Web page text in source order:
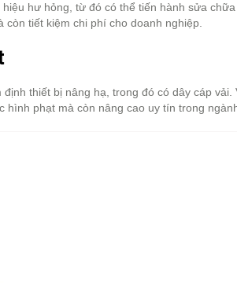
hư hỏng, từ đó có thể tiến hành sửa
tiết kiệm chi phí cho doanh nghiệp.
thiết bị nâng hạ, trong đó có dây cáp vải.
phạt mà còn nâng cao uy tín trong